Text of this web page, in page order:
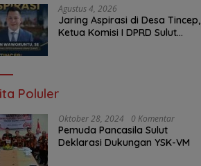
Depan Aspirasi Warga
Agustus 4, 2026
Jaring Aspirasi di Desa Tincep,
Ketua Komisi I DPRD Sulut
Poluler
Oktober 28, 2024 0 Komentar
Pemuda Pancasila Sulut
Deklarasi Dukungan YSK-VM